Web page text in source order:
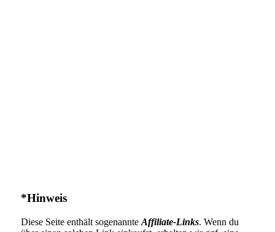
*Hinweis
Diese Seite enthält sogenannte Affiliate-Links. Wenn du